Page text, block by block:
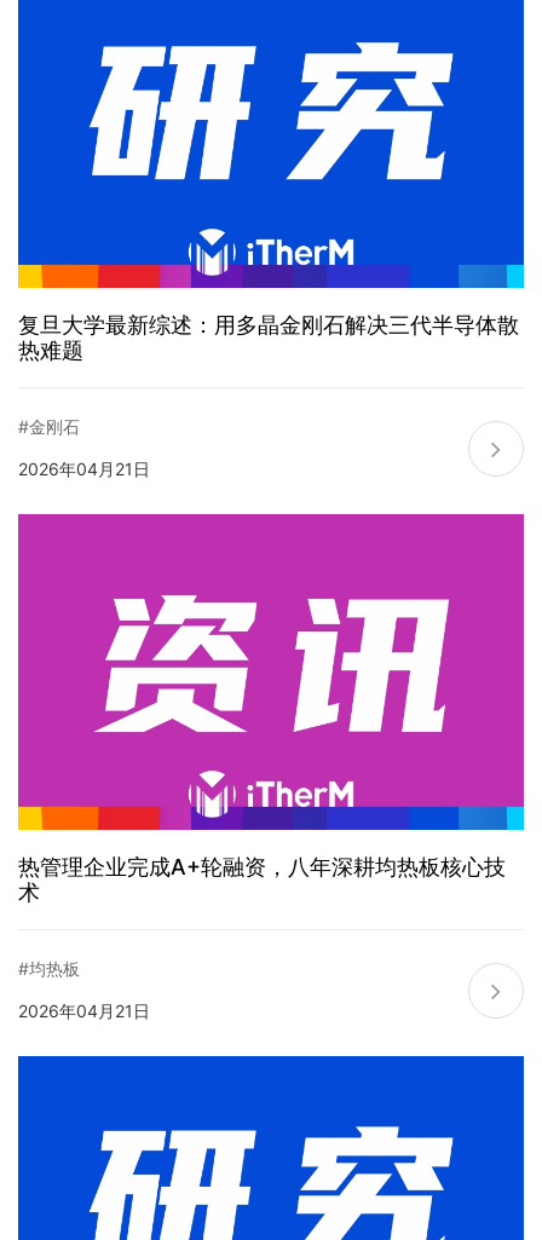
复旦大学最新综述：用多晶金刚石解决三代半导体散
热难题
#金刚石
2026年04月21日
热管理企业完成A+轮融资，八年深耕均热板核心技
术
#均热板
2026年04月21日